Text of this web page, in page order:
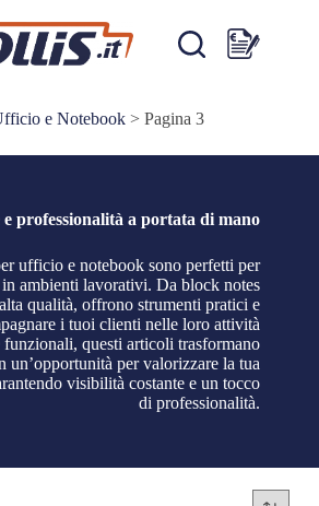
Carrello
e Notebook > Pagina 3
professionalità a portata di mano
ufficio e notebook sono perfetti per
ambienti lavorativi. Da block notes
qualità, offrono strumenti pratici e
i tuoi clienti nelle loro attività
questi articoli trasformano
un’opportunità per valorizzare la tua
visibilità costante e un tocco
di professionalità.